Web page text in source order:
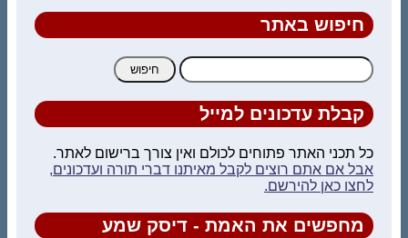
חיפוש באתר
חיפוש:
קבלת עדכונים למייל
כל תכני האתר פתוחים לכולם ואין צורך ברישום לאתר.
אבל אם אתם רוצים לקבל מאיתנו דברי תורה ועדכונים,
לחצו כאן להירשם.
מחפשים את האמת - דיסק שמע